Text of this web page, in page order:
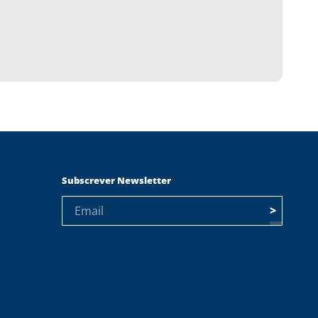
Subscrever Newsletter
>